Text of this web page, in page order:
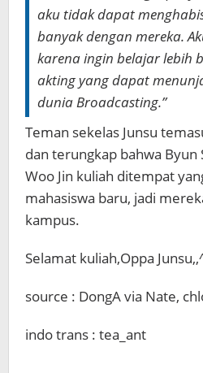
aku tidak dapat
banyak dengan mereka.
karena ingin belajar lebih
akting yang dapat
dunia Broadcasting.”
Teman sekelas Junsu
dan terungkap bahwa Byun
Woo Jin kuliah ditempat
mahasiswa baru, jadi
kampus.
Selamat kuliah,Oppa
source : DongA via Nate,
indo trans : tea_ant